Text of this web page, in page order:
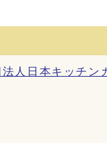
人日本キッチン